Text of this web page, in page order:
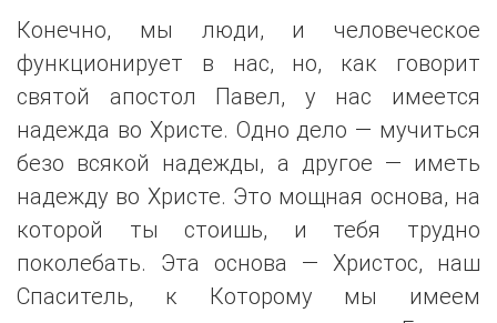
Конечно, мы люди, и человеческое
функционирует в нас, но, как говорит
святой апостол Павел, у нас имеется
надежда во Христе. Одно дело — мучиться
безо всякой надежды, а другое — иметь
надежду во Христе. Это мощная основа, на
которой ты стоишь, и тебя трудно
поколебать. Эта основа — Христос, наш
Спаситель, к Которому мы имеем